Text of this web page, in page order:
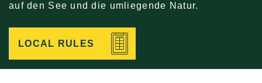
auf den See und die umliegende Natur.
LOCAL RULES